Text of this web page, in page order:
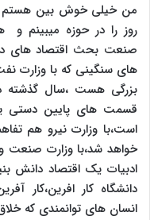
من خیلی خوش بین هستم
روز را در حوزه میبینم و
صنعت بحث اقتصاد های
های سنگینی که با وزارت
بزرگی هست ،سال گذشته
است،با وزارت نیرو هم
خواهد شد،با وزارت
ادبیات یک اقتصاد دانش
دانشگاه کار افرین،کار
انسان های توانمندی که